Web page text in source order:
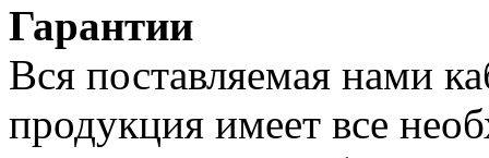
Гарантии
Вся поставляемая нами
продукция имеет все